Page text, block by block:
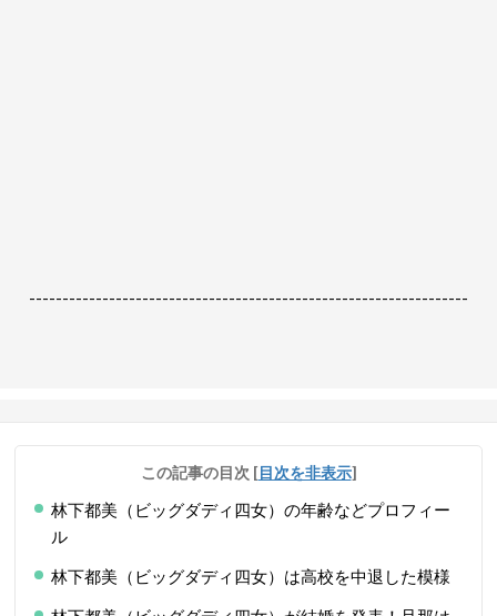
------------------------------------------------------------------
この記事の目次 [目次を非表示]
林下都美（ビッグダディ四女）の年齢などプロフィー
ル
林下都美（ビッグダディ四女）は高校を中退した模様